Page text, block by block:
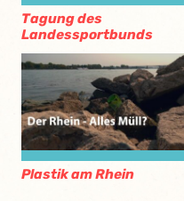
Tagung des
Landessportbunds
Plastik am Rhein